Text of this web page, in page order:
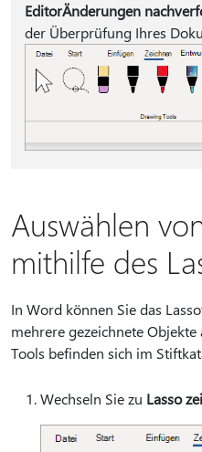
EditorÄnderungen
der Überprüfung Ihres
Auswählen
mithilfe des
In Word können Sie das
mehrere gezeichnete
Tools befinden sich im
Wechseln Sie zu Lasso